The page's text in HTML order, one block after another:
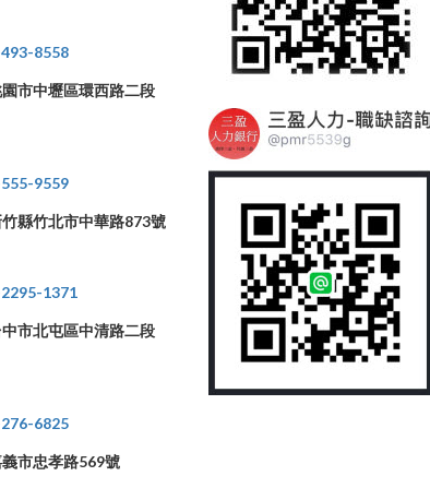
8558
市中壢區環西路二段
9559
竹縣竹北市中華路873號
1371
中市北屯區中清路二段
6825
市忠孝路569號